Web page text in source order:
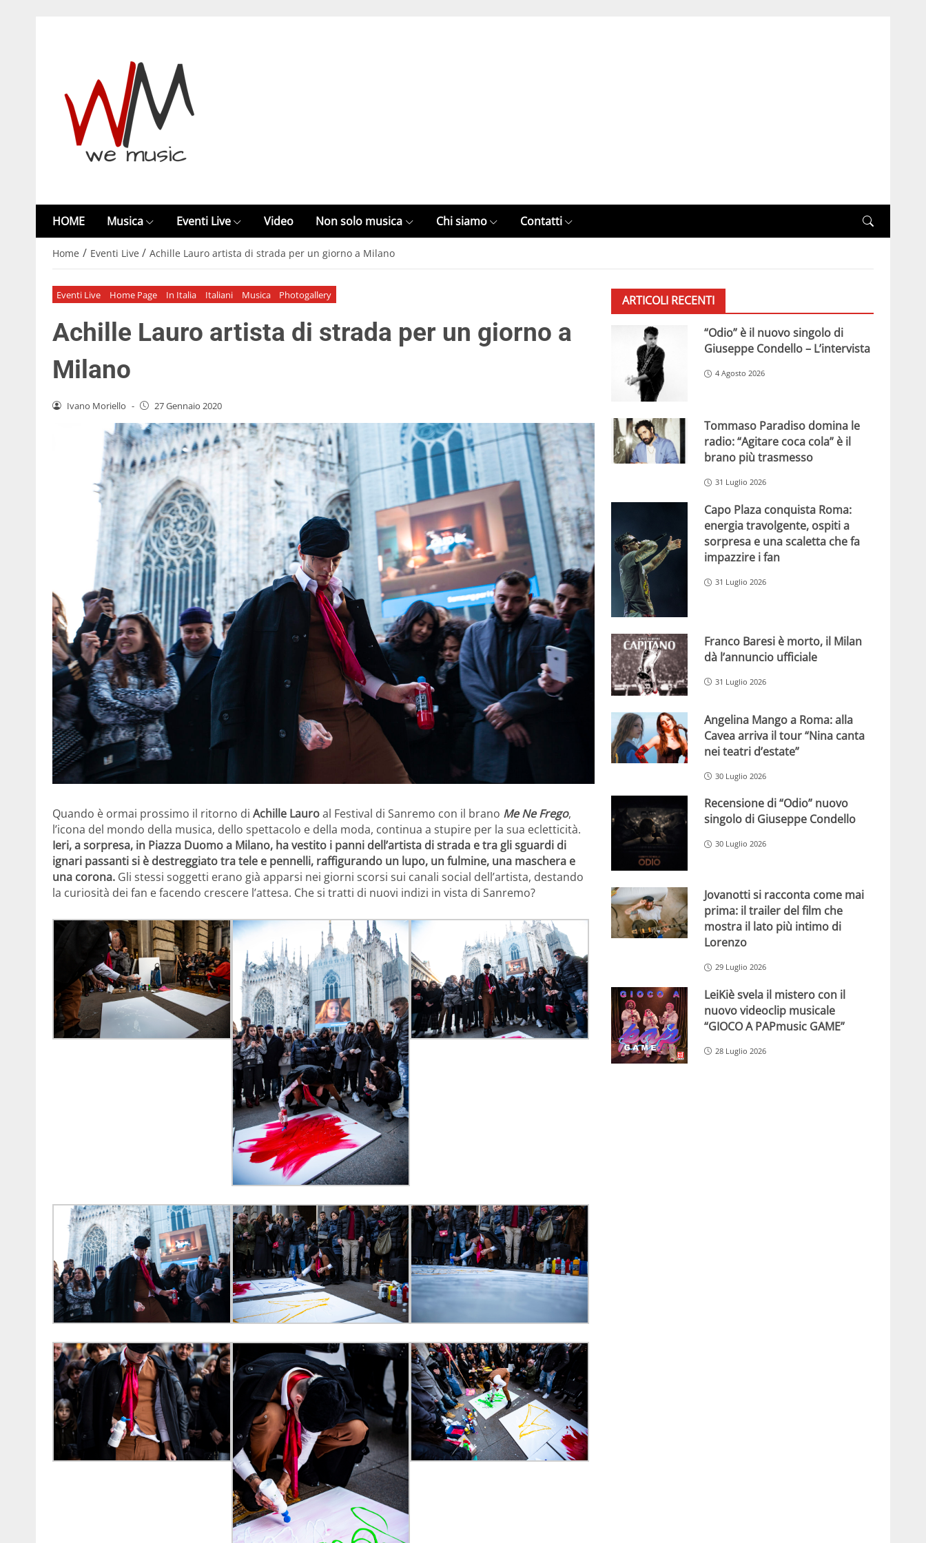
HOME Musica Eventi Live Video Non solo musica Chi siamo Contatti
Home / Eventi Live / Achille Lauro artista di strada per un giorno a Milano
Eventi Live Home Page In Italia Italiani Musica Photogallery
Achille Lauro artista di strada per un giorno a
Milano
Ivano Moriello - 27 Gennaio 2020
Quando è ormai prossimo il ritorno di Achille Lauroal Festival di Sanremo con il brano Me Ne Frego,
l’icona del mondo della musica, dello spettacolo e della moda, continua a stupire per la sua ecletticità.
Ieri, a sorpresa, in Piazza Duomo a Milano, ha vestito i panni dell’artista di strada e tra gli sguardi di
ignari passanti si è destreggiato tra tele e pennelli, raffigurando un lupo, un fulmine, una maschera e
una corona. Gli stessi soggetti erano già apparsi nei giorni scorsi sui canali social dell’artista, destando
la curiosità dei fan e facendo crescere l’attesa. Che si tratti di nuovi indizi in vista di Sanremo?
ARTICOLI RECENTI
“Odio” è il nuovo singolo di
Giuseppe Condello – L’intervista
4 Agosto 2026
Tommaso Paradiso domina le
radio: “Agitare coca cola” è il
brano più trasmesso
31 Luglio 2026
Capo Plaza conquista Roma:
energia travolgente, ospiti a
sorpresa e una scaletta che fa
impazzire i fan
31 Luglio 2026
Franco Baresi è morto, il Milan
dà l’annuncio ufficiale
31 Luglio 2026
Angelina Mango a Roma: alla
Cavea arriva il tour “Nina canta
nei teatri d’estate”
30 Luglio 2026
Recensione di “Odio” nuovo
singolo di Giuseppe Condello
30 Luglio 2026
Jovanotti si racconta come mai
prima: il trailer del film che
mostra il lato più intimo di
Lorenzo
29 Luglio 2026
LeiKiè svela il mistero con il
nuovo videoclip musicale
“GIOCO A PAPmusic GAME”
28 Luglio 2026